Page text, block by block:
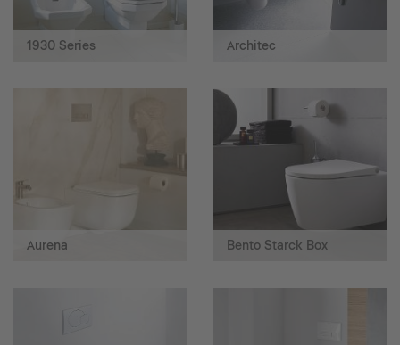
1930 Series Architec
Aurena Bento Starck Box